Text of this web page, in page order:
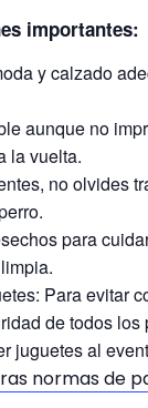
importantes:
y calzado
aunque no
la vuelta.
no olvides
para
Para evitar
de todos los
juguetes al
normas de